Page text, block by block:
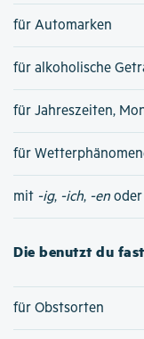
für Automarken
für alkoholische
für Jahreszeiten,
für
mit -ig, -ich, -en oder
Die benutzt du
für Obstsorten